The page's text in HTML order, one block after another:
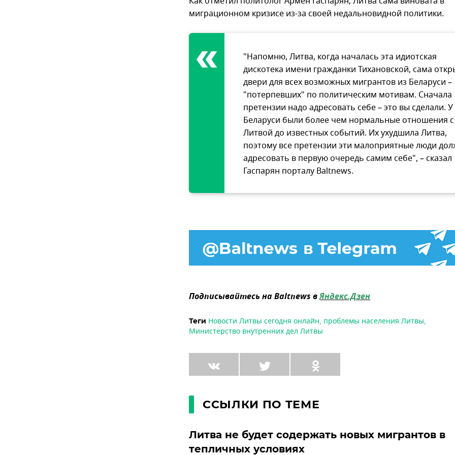
миграционном кризисе из-за своей недальновидной политики.
"Напомню, Литва, когда началась эта идиотская
дискотека имени гражданки Тихановской, сама
двери для всех возможных мигрантов из Беларуси –
"потерпевших" по политическим мотивам. Сначала
претензии надо адресовать себе – это вы сделали. У
Беларуси были более чем нормальные отношения с
Литвой до известных событий. Их ухудшила Литва,
поэтому все претензии эти малоприятные люди
адресовать в первую очередь самим себе", – сказал
Гаспарян порталу Baltnews.
Подписывайтесь на Baltnews вЯндекс.Дзен
Теги Новости Литвы сегодня онлайн, проблемы населения Литвы,
Министерство внутренних дел Литвы
ССЫЛКИ ПО ТЕМЕ
Литва не будет содержать новых мигрантов в
тепличных условиях